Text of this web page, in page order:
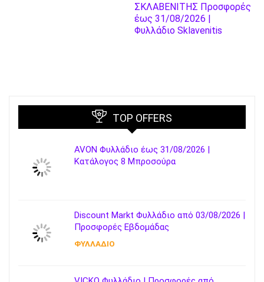
ΣΚΛΑΒΕΝΙΤΗΣ Προσφορές
έως 31/08/2026 |
Φυλλάδιο Sklavenitis
TOP OFFERS
AVON Φυλλάδιο έως 31/08/2026 |
Κατάλογος 8 Μπροσούρα
Discount Markt Φυλλάδιο από 03/08/2026 |
Προσφορές Εβδομάδας
ΦΥΛΛΑΔΙΟ